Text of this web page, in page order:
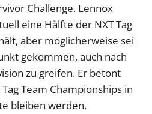
Challenge. Lennox
eine Hälfte der NXT Tag
aber möglicherweise sei
gekommen, auch nach
zu greifen. Er betont
Team Championships in
bleiben werden.